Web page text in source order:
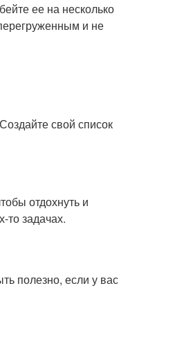
ее на несколько
и не
свой список
отдохнуть и
то задачах.
полезно, если у вас